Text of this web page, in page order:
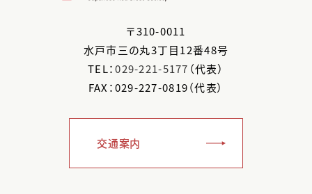
〒310-0011
水戸市三の丸3丁目12番48号
TEL：029-221-5177 （代表）
FAX：029-227-0819（代表）
交通案内